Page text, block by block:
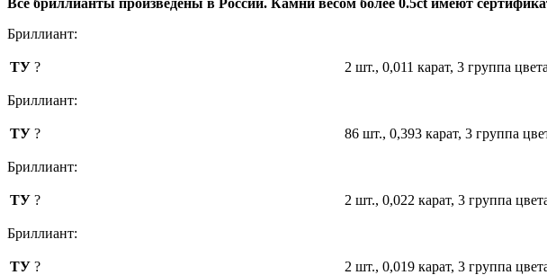
Бриллиант:
ТУ ? 2 шт., 0,011 карат, 3 группа
Бриллиант:
ТУ ? 86 шт., 0,393 карат, 3 группа
Бриллиант:
ТУ ? 2 шт., 0,022 карат, 3 группа
Бриллиант:
ТУ ? 2 шт., 0,019 карат, 3 группа